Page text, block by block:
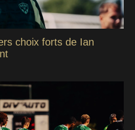
choix forts de Ian